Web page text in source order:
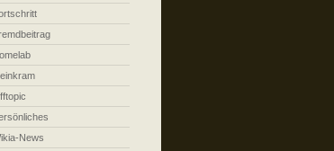
News